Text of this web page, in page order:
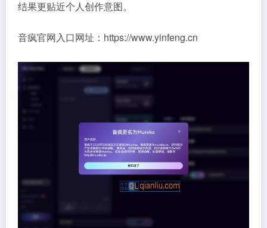
结果更贴近个人创作意图。
音疯官网入口网址：https://www.yinfeng.cn